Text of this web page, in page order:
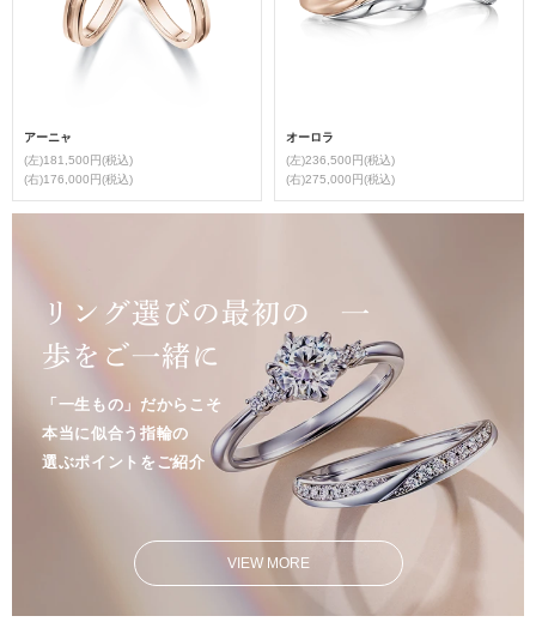
アーニャ
(左)181,500円(税込)
(右)176,000円(税込)
オーロラ
(左)236,500円(税込)
(右)275,000円(税込)
VIEW MORE
リング選びの最初の 一
歩をご一緒に
「一生もの」だからこそ
本当に似合う指輪の
選ぶポイントをご紹介